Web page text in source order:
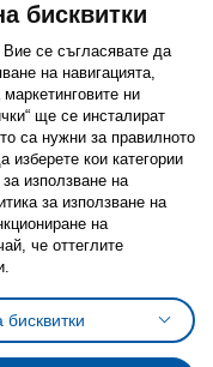
(Cookies)
на бисквитки
за личните данни
на ikea.bg
бисквитки
се съгласявате да
на навигацията,
ни
ще се инсталират
са нужни за правилното
кои категории
използване на
за използване на
на
че оттеглите